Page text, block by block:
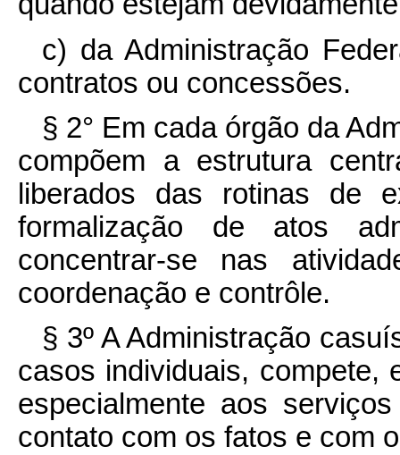
c) da Administração
contratos ou concessões.
§ 2° Em cada órgão da
compõem a estrutura
liberados das rotinas de
formalização de atos
concentrar-se nas
coordenação e contrôle.
§ 3º A Administração
casos individuais, compete,
especialmente aos
contato com os fatos e com